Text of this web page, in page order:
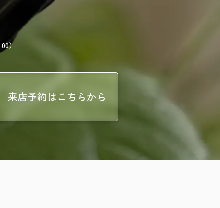
）
来店予約はこちらから